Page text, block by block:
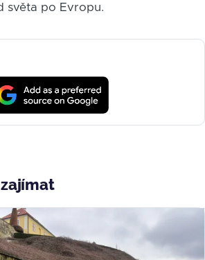
světa po Evropu.
zajímat